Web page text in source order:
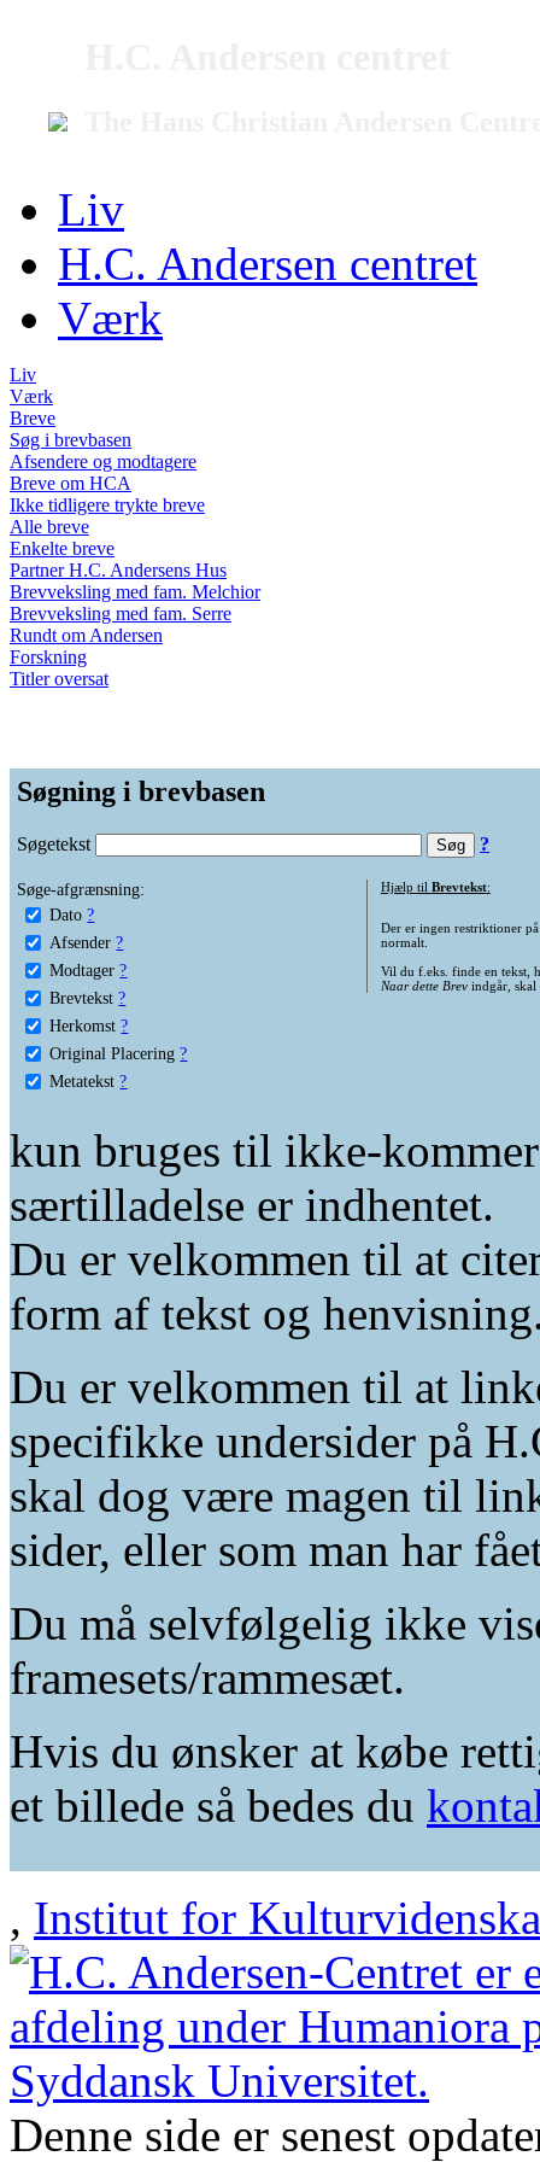
Liv
H.C. Andersen centret
Værk
Liv
Værk
Breve
Søg i brevbasen
Afsendere og modtagere
Breve om HCA
Ikke tidligere trykte breve
Alle breve
Enkelte breve
Partner H.C. Andersens Hus
Brevveksling med fam. Melchior
Brevveksling med fam. Serre
Rundt om Andersen
Forskning
Titler oversat
Søgning i brevbasen
Søgetekst ?
Søge-afgrænsning:
Dato ?
Afsender ?
Modtager ?
Brevtekst ?
Herkomst ?
Original Placering ?
Metatekst ?
Hjælp til Brevtekst:
Der er ingen restriktioner
normalt.
Vil du f.eks. finde en tekst,
Naar dette Brevindgår, skal
kun bruges til ikke-
særtilladelse er indhentet.
Du er velkommen til at
form af tekst og
Du er velkommen til at
specifikke undersider på
skal dog være magen til
sider, eller som man har
Du må selvfølgelig ikke
framesets/rammesæt.
Hvis du ønsker at købe
et billede så bedes du
, Institut for
Denne side er senest